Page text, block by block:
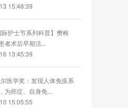
15:48:39
际护士节系列科普】樊榕
者术后早期活...
13:45:39
医学奖：发现人体免疫系
为癌症、自身免...
15:05:55